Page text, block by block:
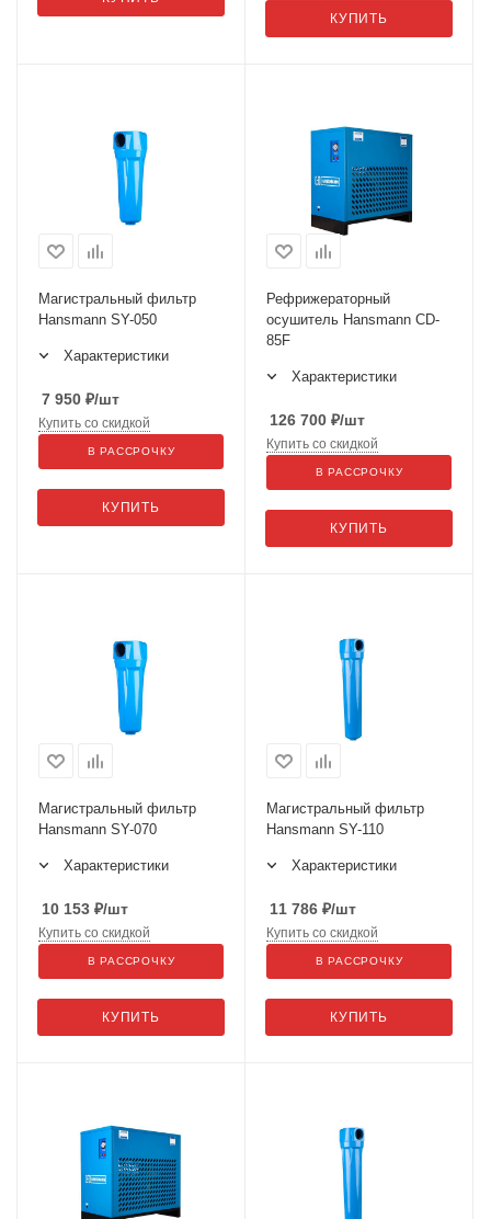
КУПИТЬ
Магистральный фильтр
Hansmann SY-050
Характеристики
7 950 ₽/шт
КУПИТЬ
Купить со скидкой
В РАССРОЧКУ
Рефрижераторный
осушитель Hansmann CD-
85F
Характеристики
126 700 ₽/шт
КУПИТЬ
Купить со скидкой
В РАССРОЧКУ
Магистральный фильтр
Hansmann SY-070
Характеристики
10 153 ₽/шт
КУПИТЬ
Купить со скидкой
В РАССРОЧКУ
Магистральный фильтр
Hansmann SY-110
Характеристики
11 786 ₽/шт
КУПИТЬ
Купить со скидкой
В РАССРОЧКУ